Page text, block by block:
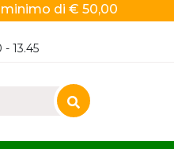
di € 50,00
13.45